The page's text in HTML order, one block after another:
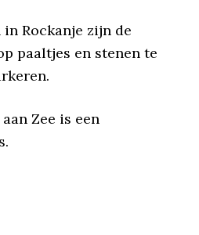
Rockanje zijn de
paaltjes en stenen te
Zee is een